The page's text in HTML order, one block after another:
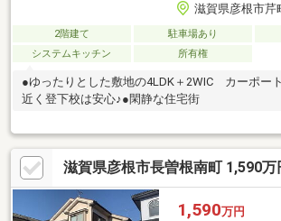
滋賀県彦根市芹
2階建て 駐車場あり
システムキッチン
所有権
●ゆったりとした敷地の4LDK＋2WIC カーポー
近く登下校は安心♪●閑静な住宅街
滋賀県彦根市長曽根南町 1,590万
1,590万円